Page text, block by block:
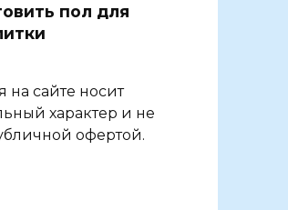
пол для
сайте носит
характер и не
офертой.